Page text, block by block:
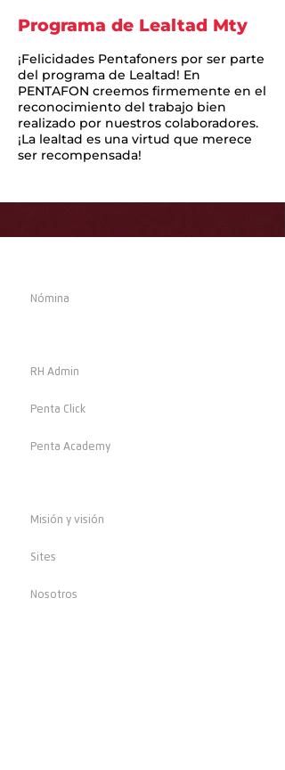
Programa de Lealtad Mty
¡Felicidades Pentafoners por ser parte
del programa de Lealtad! En
PENTAFON creemos firmemente en el
reconocimiento del trabajo bien
realizado por nuestros colaboradores.
¡La lealtad es una virtud que merece
ser recompensada!
Nómina
RH Admin
Penta Click
Penta Academy
Misión y visión
Sites
Nosotros